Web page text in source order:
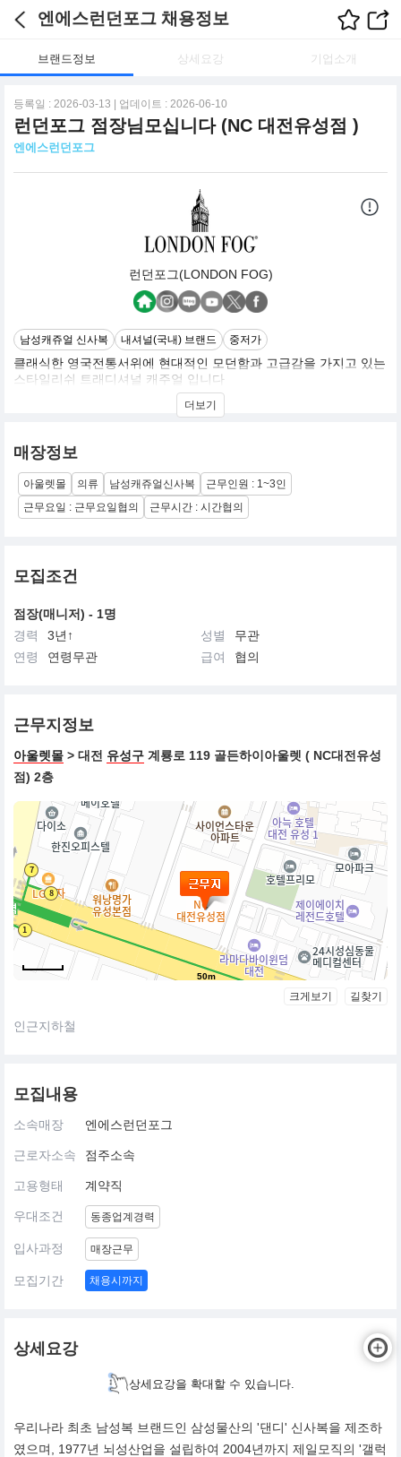
엔에스런던포그 채용정보
브랜드정보 상세요강 기업소개
등록일 : 2026-03-13 | 업데이트 : 2026-06-10
런던포그 점장님모십니다 (NC 대전유성점 )
엔에스런던포그
런던포그(LONDON FOG)
남성캐쥬얼 신사복 내셔널(국내) 브랜드 중저가
클래식한 영국전통서위에 현대적인 모던함과 고급감을 가지고 있는
스타일리쉬 트래디셔널 캐주얼 입니다
더보기
매장정보
아울렛몰 의류 남성캐쥬얼신사복
근무인원 : 1~3인
근무요일 : 근무요일협의
근무시간 : 시간협의
모집조건
점장(매니저) - 1명
경력
3년↑ 성별
무관
연령
연령무관 급여 협의
근무지정보
아울렛몰 > 대전 유성구 계룡로 119 골든하이아울렛 ( NC대전유성
점) 2층
50m
크게보기 길찾기
인근지하철
모집내용
소속매장 엔에스런던포그
근로자소속 점주소속
고용형태 계약직
우대조건 동종업계경력
입사과정 매장근무
모집기간 채용시까지
상세요강
상세요강을 확대할 수 있습니다.
우리나라 최초 남성복 브랜드인 삼성물산의 '댄디' 신사복을 제조하
였으며, 1977년 뇌성산업을 설립하여 2004년까지 제일모직의 '갤럭